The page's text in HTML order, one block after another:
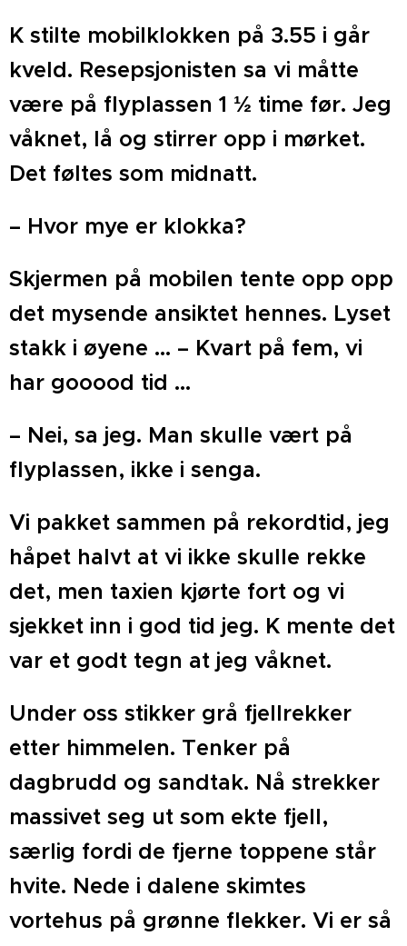
K stilte mobilklokken på 3.55 i går
kveld. Resepsjonisten sa vi måtte
være på flyplassen 1 ½ time før. Jeg
våknet, lå og stirrer opp i mørket.
Det føltes som midnatt.
– Hvor mye er klokka?
Skjermen på mobilen tente opp opp
det mysende ansiktet hennes. Lyset
stakk i øyene ... – Kvart på fem, vi
har gooood tid ...
– Nei, sa jeg. Man skulle vært på
flyplassen, ikke i senga.
Vi pakket sammen på rekordtid, jeg
håpet halvt at vi ikke skulle rekke
det, men taxien kjørte fort og vi
sjekket inn i god tid jeg. K mente det
var et godt tegn at jeg våknet.
Under oss stikker grå fjellrekker
etter himmelen. Tenker på
dagbrudd og sandtak. Nå strekker
massivet seg ut som ekte fjell,
særlig fordi de fjerne toppene står
hvite. Nede i dalene skimtes
vortehus på grønne flekker. Vi er så